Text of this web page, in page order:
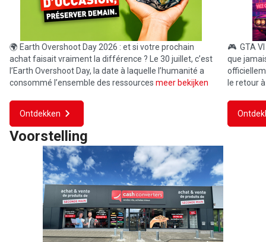
🌍 Earth Overshoot Day 2026 : et si votre prochain
achat faisait vraiment la différence ? Le 30 juillet, c’est
l’Earth Overshoot Day, la date à laquelle l’humanité a
consommé l’ensemble des ressources meer bekijken
Ontdekken
🎮 GTA
que
le retour
Voorstelling